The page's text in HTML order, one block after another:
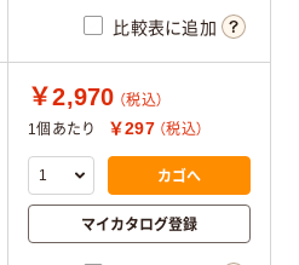
比較表に追加
￥2,970 （税込）
1個あたり
￥297 （税込）
カゴへ
マイカタログ登録